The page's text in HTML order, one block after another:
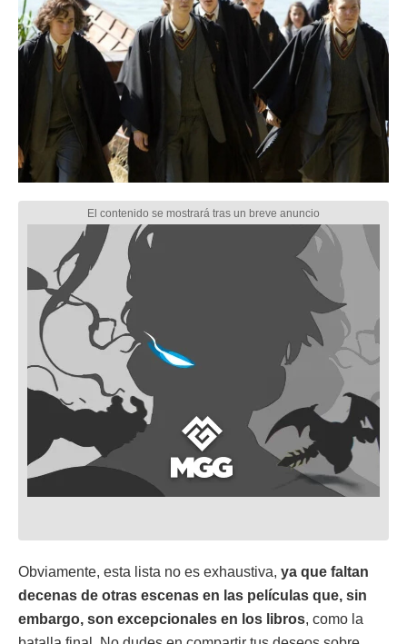
Obviamente, esta lista no es exhaustiva, ya que faltan
decenas de otras escenas en las películas que, sin
embargo, son excepcionales en los libros, como la